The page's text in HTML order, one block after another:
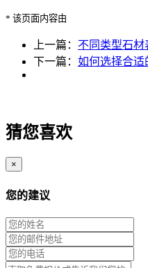
* 该页面内容由
上一篇： 不同类型石材
下一篇： 如何选择合适
猜您喜欢
×
您的建议